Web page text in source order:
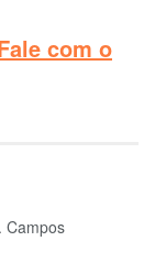
com o
Campos